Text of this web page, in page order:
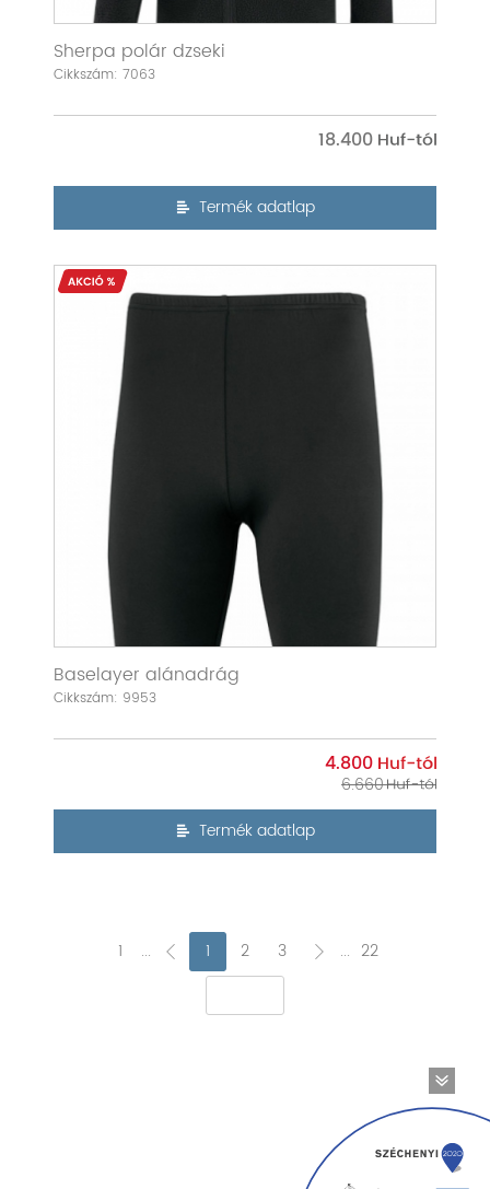
Sherpa polár dzseki
Cikkszám: 7063
18.400
Termék adatlap
Baselayer alánadrág
Cikkszám: 9953
4.800
6.660
Termék adatlap
1 ... 1 2 3 ... 22